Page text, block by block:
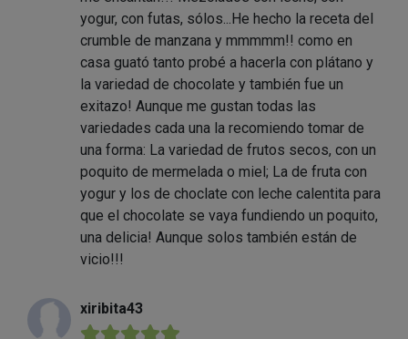
yogur, con futas, sólos...He hecho la receta del
crumble de manzana y mmmmm!! como en
casa guató tanto probé a hacerla con plátano y
la variedad de chocolate y también fue un
exitazo! Aunque me gustan todas las
variedades cada una la recomiendo tomar de
una forma: La variedad de frutos secos, con un
poquito de mermelada o miel; La de fruta con
yogur y los de choclate con leche calentita para
que el chocolate se vaya fundiendo un poquito,
una delicia! Aunque solos también están de
vicio!!!
xiribita43
★★★★★